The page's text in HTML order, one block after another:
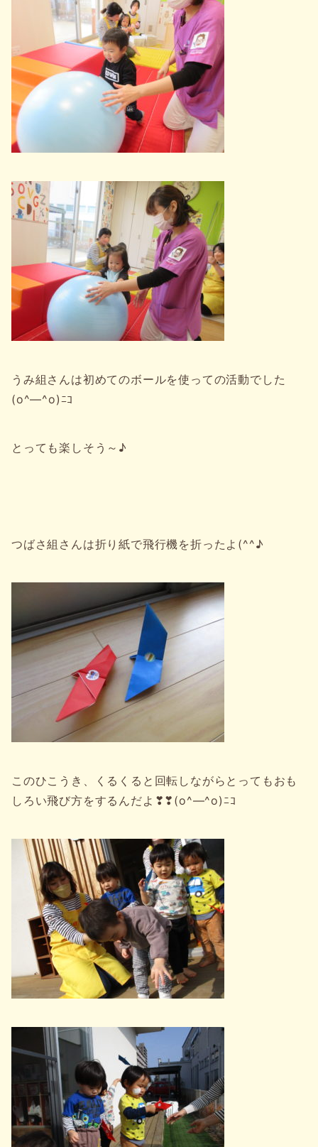
うみ組さんは初めてのボールを使っての活動でした
(o^―^o)ﾆｺ
とっても楽しそう～♪
つばさ組さんは折り紙で飛行機を折ったよ(^^♪
このひこうき、くるくると回転しながらとってもおも
しろい飛び方をするんだよ❣❣(o^―^o)ﾆｺ